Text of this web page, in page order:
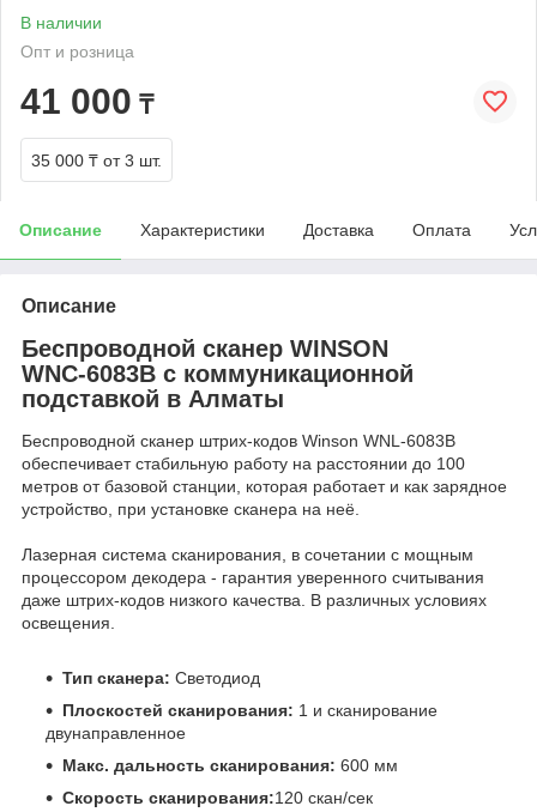
В наличии
Опт и розница
41 000 ₸
35 000 ₸ от 3 шт.
Описание Характеристики Доставка Оплата
Описание
Беспроводной сканер WINSON
WNС-6083B c коммуникационной
подставкой в Алматы
Беспроводной сканер штрих-кодов Winson WNL-6083B
обеспечивает стабильную работу на расстоянии до 100
метров от базовой станции, которая работает и как зарядное
устройство, при установке сканера на неё.
Лазерная система сканирования, в сочетании с мощным
процессором декодера - гарантия уверенного считывания
даже штрих-кодов низкого качества. В различных условиях
освещения.
Тип сканера: Светодиод
Плоскостей сканирования: 1 и сканирование
двунаправленное
Макс. дальность сканирования: 600 мм
Скорость сканирования:120 скан/сек